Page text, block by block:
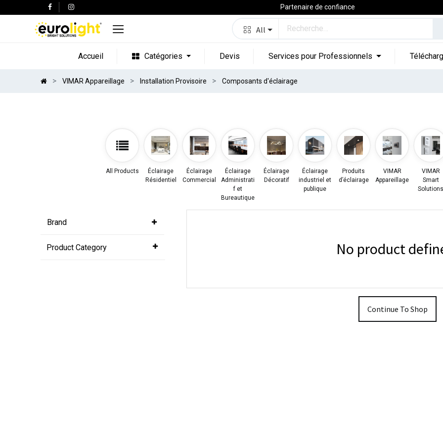
Partenaire de confiance
All
Accueil Catégories Devis Services pour Professionnels
VIMAR Appareillage Installation Provisoire Composants d'éclairage
All Products
Éclairage
Résidentiel
Éclairage
Commercial
Éclairage
Administrati
f et
Bureautique
Éclairage
Décoratif
Éclairage
industriel et
publique
Produits
d’éclairage
VIMAR
Appareillage
VIMAR
Smart
Solutions
Brand
Product Category No product
Continue To Shop